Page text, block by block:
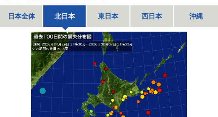
日本全体 北日本 東日本 西日本 沖縄